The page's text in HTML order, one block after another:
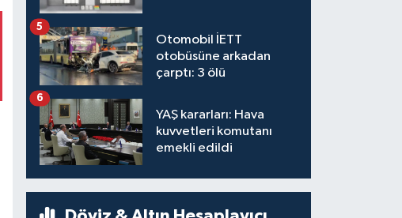
Otomobil İETT
otobüsüne arkadan
çarptı: 3 ölü
5
YAŞ kararları: Hava
kuvvetleri komutanı
emekli edildi
6